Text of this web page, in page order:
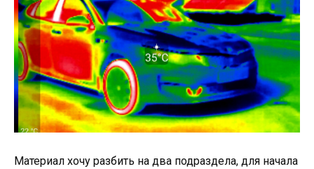
Материал хочу разбить на два подраздела, для начала